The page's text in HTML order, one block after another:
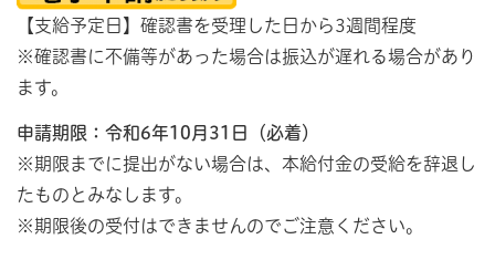
【支給予定日】確認書を受理した日から3週間程度
※確認書に不備等があった場合は振込が遅れる場合があり
ます。
申請期限：令和6年10月31日（必着）
※期限までに提出がない場合は、本給付金の受給を辞退し
たものとみなします。
※期限後の受付はできませんのでご注意ください。